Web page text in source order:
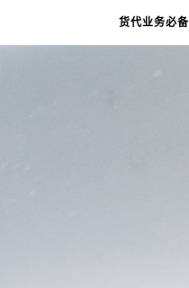
货代业务必备